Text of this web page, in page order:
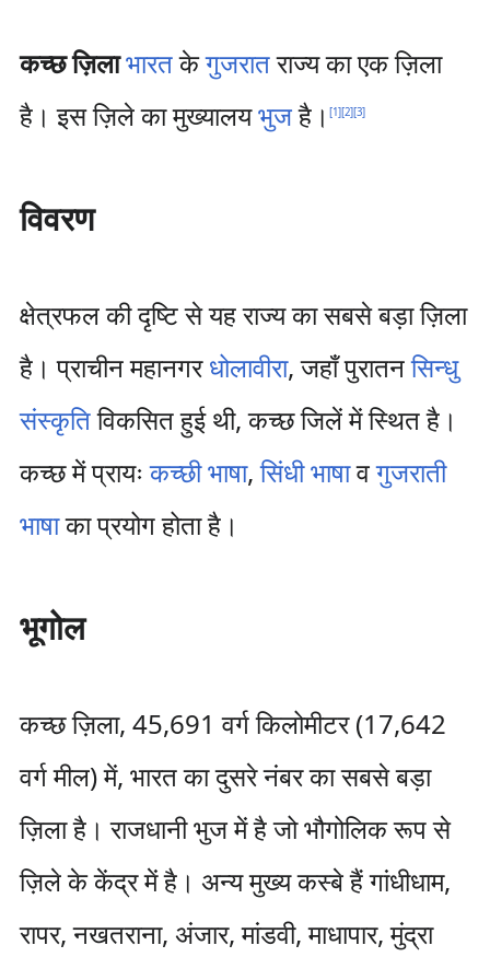
कच्छ ज़िलाभारतकेगुजरातराज्य का एक ज़िला
है।इसज़िले का मुख्यालयभुजहै। [1][2][3]
विवरण
क्षेत्रफल की दृष्टि से यह राज्य का सबसे बड़ा ज़िला
है। प्राचीन महानगरधोलावीरा, जहाँ पुरातनसिन्धु
संस्कृतिविकसित हुई थी, कच्छ जिलें में स्थित है।
कच्छ में प्रायःकच्छी भाषा,सिंधी भाषावगुजराती
भाषाका प्रयोग होता है।
भूगोल
कच्छ ज़िला, 45,691 वर्ग किलोमीटर (17,642
वर्ग मील) में, भारत का दुसरे नंबर का सबसे बड़ा
ज़िला है। राजधानी भुज में है जो भौगोलिक रूप से
ज़िले के केंद्र में है। अन्य मुख्य कस्बे हैं गांधीधाम,
रापर, नखतराना, अंजार, मांडवी, माधापार, मुंद्रा